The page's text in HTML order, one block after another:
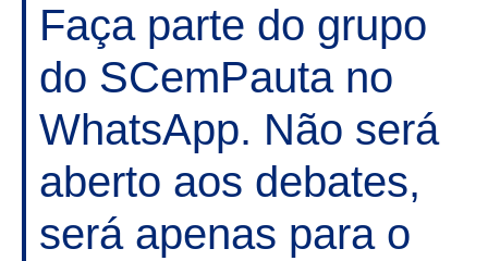
Faça parte do grupo
do SCemPauta no
WhatsApp. Não será
aberto aos debates,
será apenas para o